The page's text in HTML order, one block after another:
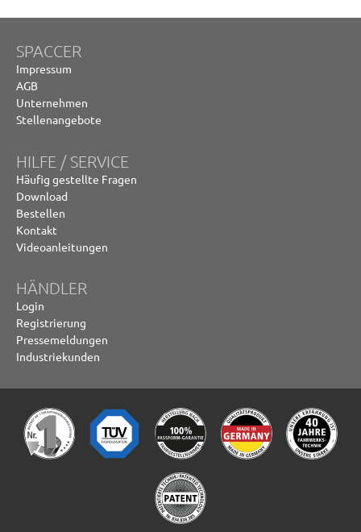
SPACCER
Impressum
AGB
Unternehmen
Stellenangebote
HILFE / SERVICE
Häufig gestellte Fragen
Download
Bestellen
Kontakt
Videoanleitungen
HÄNDLER
Login
Registrierung
Pressemeldungen
Industriekunden